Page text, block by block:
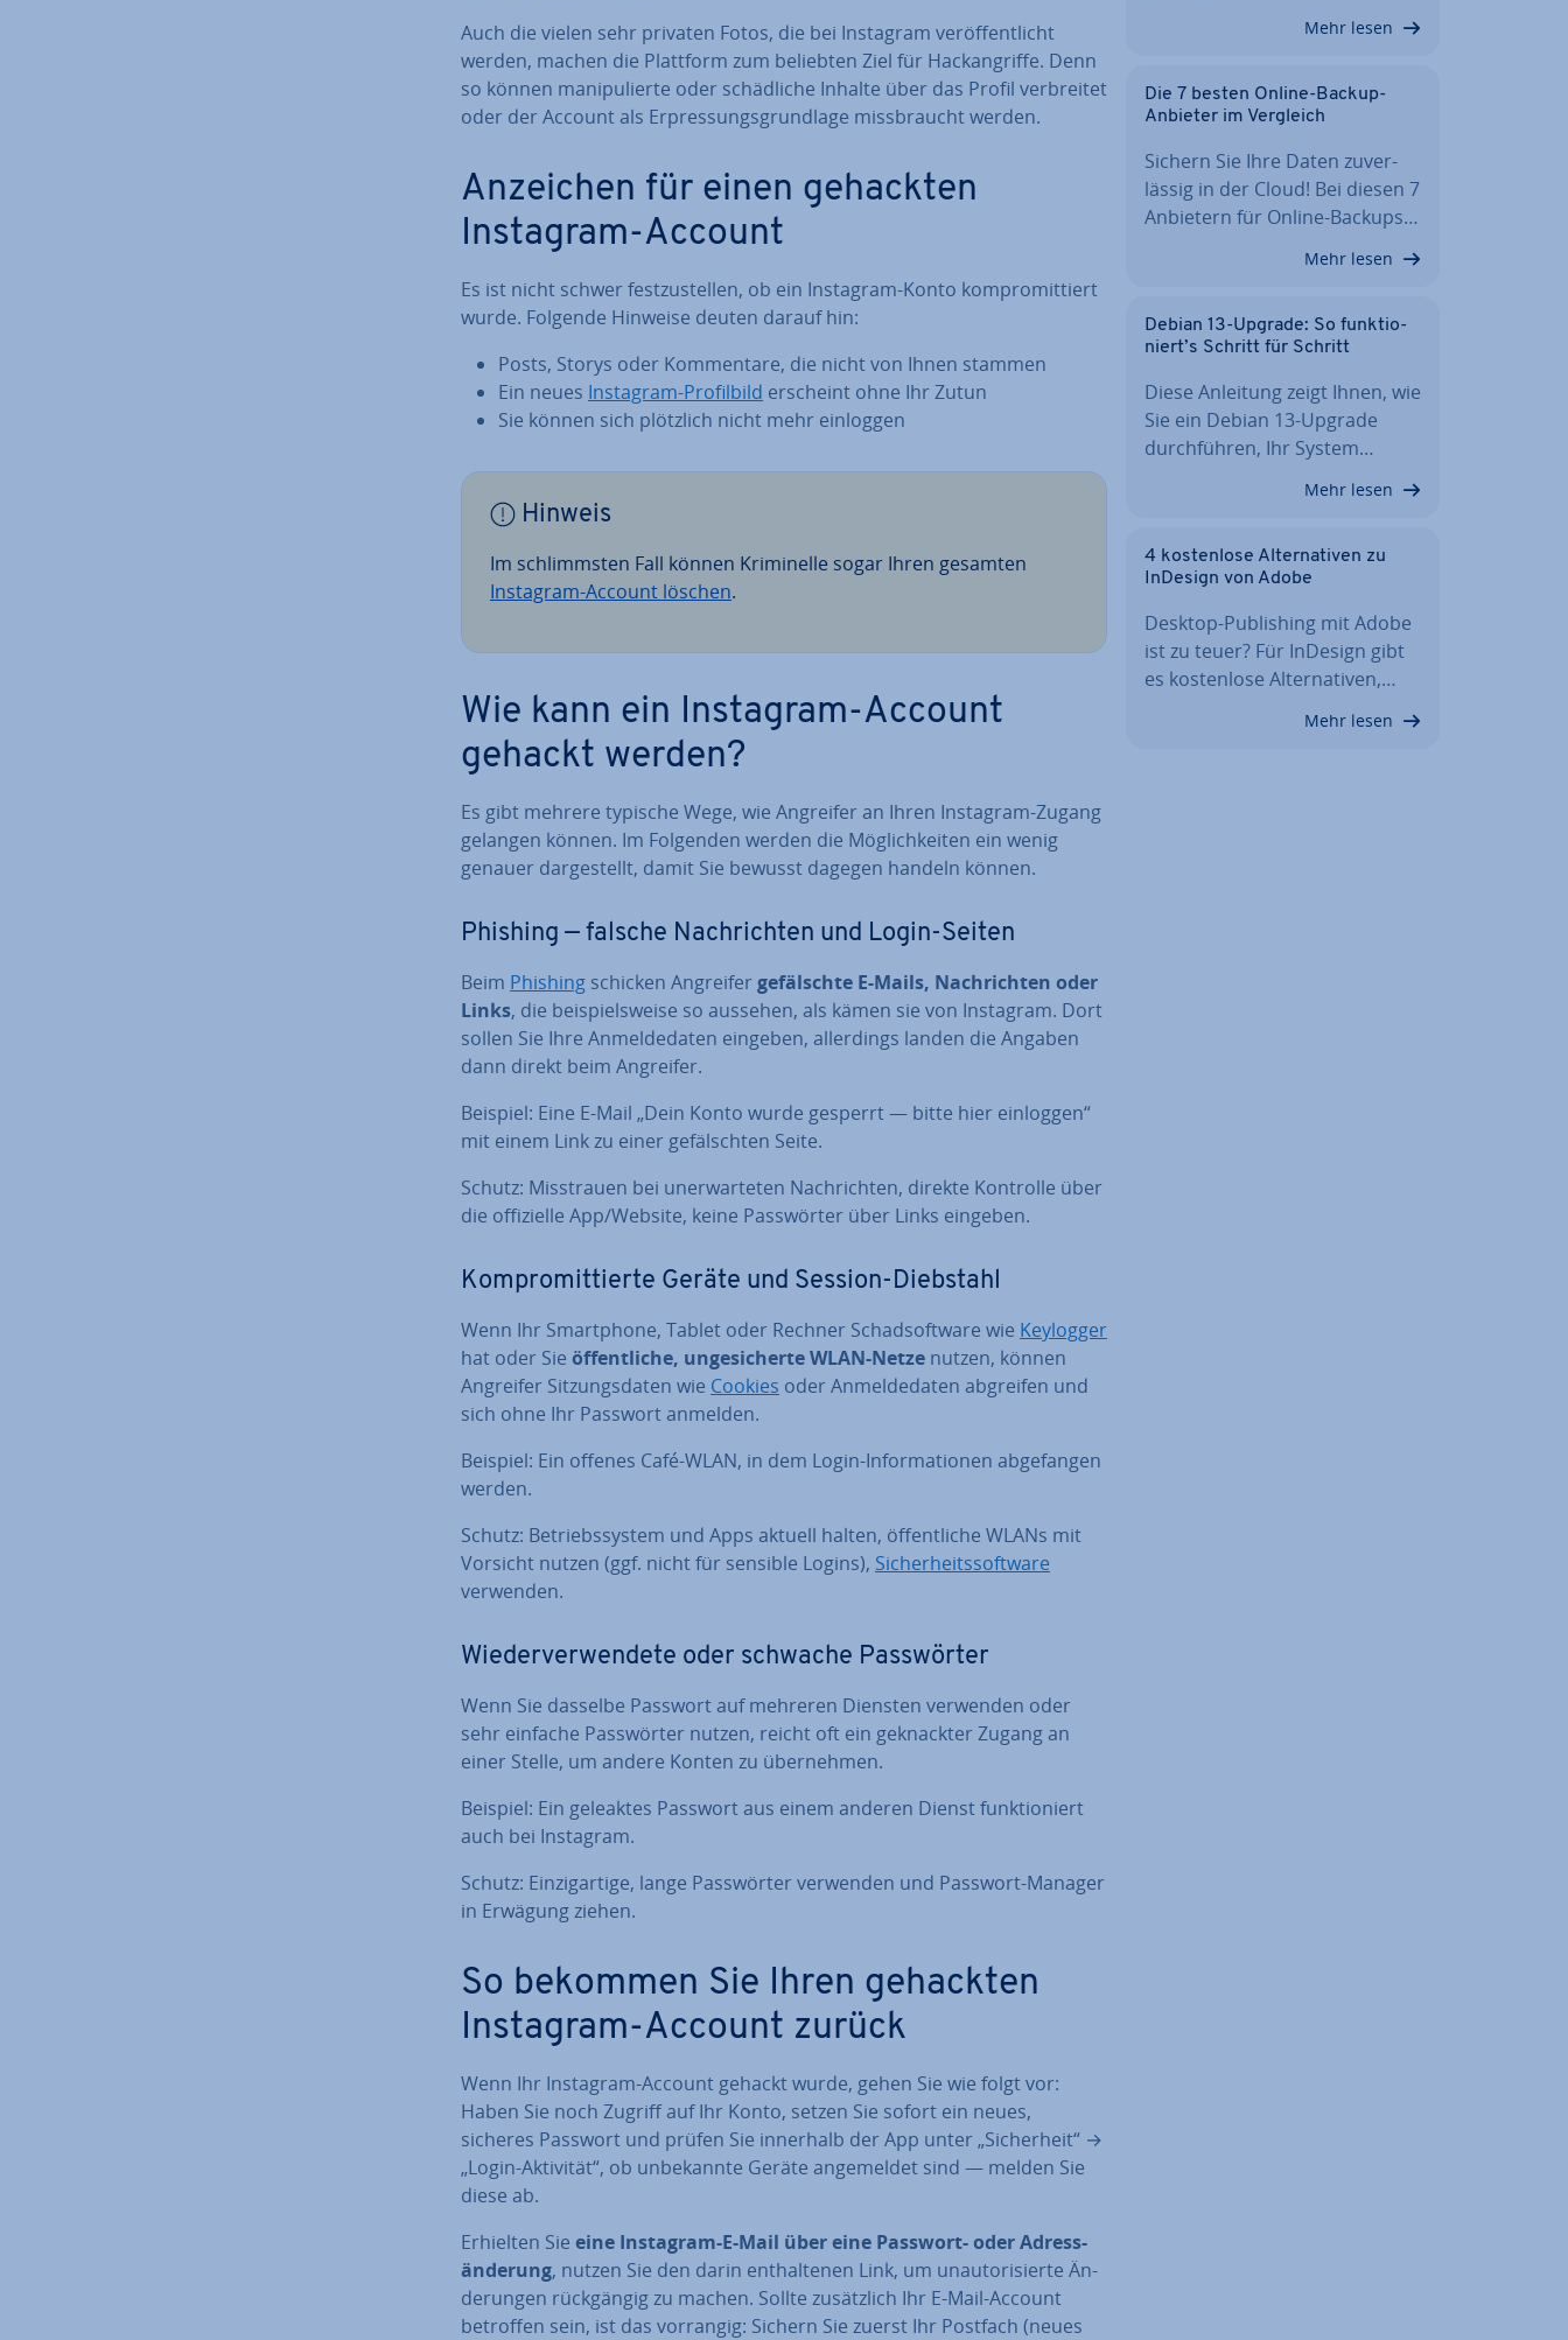
Auch die vielen sehr privaten Fotos, die bei Instagram ver­öf­fent­licht
werden, machen die Plattform zum beliebten Ziel für Hack­an­grif­fe. Denn
so können ma­ni­pu­lier­te oder schäd­li­che Inhalte über das Profil ver­brei­tet
oder der Account als Er­pres­sungs­grund­la­ge miss­braucht werden.
Anzeichen für einen gehackten
Instagram-Account
Es ist nicht schwer fest­zu­stel­len, ob ein Instagram-Konto kom­pro­mit­tiert
wurde. Folgende Hinweise deuten darauf hin:
Posts, Storys oder Kom­men­ta­re, die nicht von Ihnen stammen
Ein neues Instagram-Pro­fil­bild erscheint ohne Ihr Zutun
Sie können sich plötzlich nicht mehr einloggen
Hinweis
Im schlimms­ten Fall können Kri­mi­nel­le sogar Ihren gesamten
Instagram-Account löschen.
Wie kann ein Instagram-Account
gehackt werden?
Es gibt mehrere typische Wege, wie Angreifer an Ihren Instagram-Zugang
gelangen können. Im Folgenden werden die Mög­lich­kei­ten ein wenig
genauer dar­ge­stellt, damit Sie bewusst dagegen handeln können.
Phishing — falsche Nach­rich­ten und Login-Seiten
Beim Phishing schicken Angreifer ge­fälsch­te E-Mails, Nach­rich­ten oder
Links, die bei­spiels­wei­se so aussehen, als kämen sie von Instagram. Dort
sollen Sie Ihre An­mel­de­da­ten eingeben, al­ler­dings landen die Angaben
dann direkt beim Angreifer.
Beispiel: Eine E-Mail „Dein Konto wurde gesperrt — bitte hier einloggen“
mit einem Link zu einer ge­fälsch­ten Seite.
Schutz: Miss­trau­en bei un­er­war­te­ten Nach­rich­ten, direkte Kontrolle über
die of­fi­zi­el­le App/Website, keine Pass­wör­ter über Links eingeben.
Kom­pro­mit­tier­te Geräte und Session-Diebstahl
Wenn Ihr Smart­phone, Tablet oder Rechner Schad­soft­ware wie Keylogger
hat oder Sie öf­fent­li­che, un­ge­si­cher­te WLAN-Netze nutzen, können
Angreifer Sit­zungs­da­ten wie Cookies oder An­mel­de­da­ten abgreifen und
sich ohne Ihr Passwort anmelden.
Beispiel: Ein offenes Café-WLAN, in dem Login-In­for­ma­tio­nen ab­ge­fan­gen
werden.
Schutz: Be­triebs­sys­tem und Apps aktuell halten, öf­fent­li­che WLANs mit
Vorsicht nutzen (ggf. nicht für sensible Logins), Si­cher­heits­soft­ware
verwenden.
Wie­der­ver­wen­de­te oder schwache Pass­wör­ter
Wenn Sie dasselbe Passwort auf mehreren Diensten verwenden oder
sehr einfache Pass­wör­ter nutzen, reicht oft ein ge­knack­ter Zugang an
einer Stelle, um andere Konten zu über­neh­men.
Beispiel: Ein geleaktes Passwort aus einem anderen Dienst funk­tio­niert
auch bei Instagram.
Schutz: Ein­zig­ar­ti­ge, lange Pass­wör­ter verwenden und Passwort-Manager
in Erwägung ziehen.
So bekommen Sie Ihren gehackten
Instagram-Account zurück
Wenn Ihr Instagram-Account gehackt wurde, gehen Sie wie folgt vor:
Haben Sie noch Zugriff auf Ihr Konto, setzen Sie sofort ein neues,
sicheres Passwort und prüfen Sie innerhalb der App unter „Si­cher­heit“ →
„Login-Aktivität“, ob un­be­kann­te Geräte an­ge­mel­det sind — melden Sie
diese ab.
Erhielten Sie eine Instagram-E-Mail über eine Passwort- oder Adress­
än­de­rung, nutzen Sie den darin ent­hal­te­nen Link, um un­au­to­ri­sier­te Än­
de­run­gen rück­gän­gig zu machen. Sollte zu­sätz­lich Ihr E-Mail-Account
betroffen sein, ist das vorrangig: Sichern Sie zuerst Ihr Postfach (neues
Mehr lesen
Die 7 besten Online-Backup-
Anbieter im Vergleich
Sichern Sie Ihre Daten zu­ver­
läs­sig in der Cloud! Bei diesen 7
Anbietern für Online-Backups…
Mehr lesen
Debian 13-Upgrade: So funk­tio­
niert’s Schritt für Schritt
Diese Anleitung zeigt Ihnen, wie
Sie ein Debian 13-Upgrade
durch­füh­ren, Ihr System…
Mehr lesen
4 kos­ten­lo­se Al­ter­na­ti­ven zu
InDesign von Adobe
Desktop-Pu­bli­shing mit Adobe
ist zu teuer? Für InDesign gibt
es kos­ten­lo­se Al­ter­na­ti­ven,…
Mehr lesen